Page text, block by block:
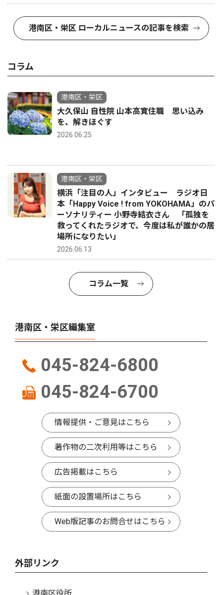
港南区・栄区 ローカルニュースの記事を検索
コラム
港南区・栄区
大久保山 自性院 山本高寛住職 思い込み
を、解きほぐす
2026.06.25
港南区・栄区
横浜「注目の人」インタビュー ラジオ日
本「Happy Voice ! from YOKOHAMA」のパ
ーソナリティー 小野寺結衣さん 「孤独を
救ってくれたラジオで、今度は私が誰かの居
場所になりたい」
2026.06.13
コラム一覧
港南区・栄区編集室
045-824-6800
045-824-6700
情報提供・ご意見はこちら
著作物の二次利用等はこちら
広告掲載はこちら
紙面の設置場所はこちら
Web版記事のお問合せはこちら
外部リンク